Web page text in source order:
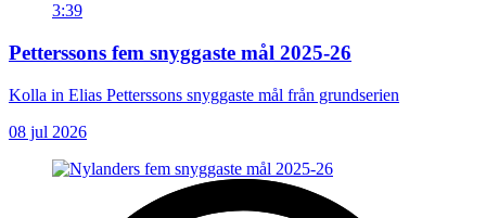
3:39
Petterssons fem snyggaste mål 2025-26
Kolla in Elias Petterssons snyggaste mål från grundserien
08 jul 2026